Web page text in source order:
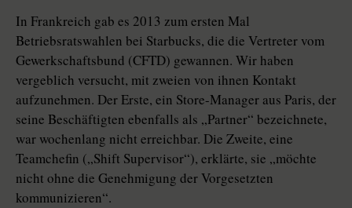
In Frankreich gab es 2013 zum ersten Mal
Betriebsratswahlen bei Starbucks, die die Vertreter vom
Gewerkschaftsbund (CFTD) gewannen. Wir haben
vergeblich versucht, mit zweien von ihnen Kontakt
aufzunehmen. Der Erste, ein Store-Manager aus Paris, der
seine Beschäftigten ebenfalls als „Partner“ bezeichnete,
war wochenlang nicht erreichbar. Die Zweite, eine
Teamchefin („Shift Supervisor“), erklärte, sie „möchte
nicht ohne die Genehmigung der Vorgesetzten
kommunizieren“.